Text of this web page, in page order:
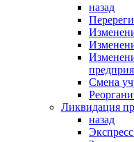
назад
Смена
Ликвидация
назад